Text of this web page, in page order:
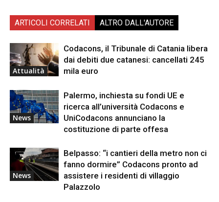
ARTICOLI CORRELATI ALTRO DALL'AUTORE
Attualità
Codacons, il Tribunale di Catania libera
dai debiti due catanesi: cancellati 245
mila euro
News
Palermo, inchiesta su fondi UE e
ricerca all’università Codacons e
UniCodacons annunciano la
costituzione di parte offesa
News
Belpasso: “i cantieri della metro non ci
fanno dormire” Codacons pronto ad
assistere i residenti di villaggio
Palazzolo